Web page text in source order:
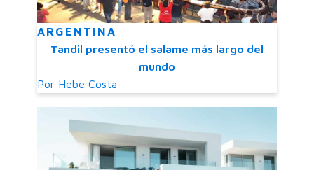
ARGENTINA
Tandil presentó el salame más largo del
mundo
Por Hebe Costa